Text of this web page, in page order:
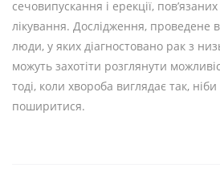
сечовипускання і ерекції,
лікування. Дослідження, проведене
люди, у яких діагностовано рак з
можуть захотіти розглянути
тоді, коли хвороба виглядає так,
поширитися.